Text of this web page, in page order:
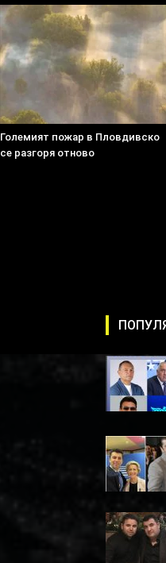
Големият пожар в Пловдивско
се разгоря отново